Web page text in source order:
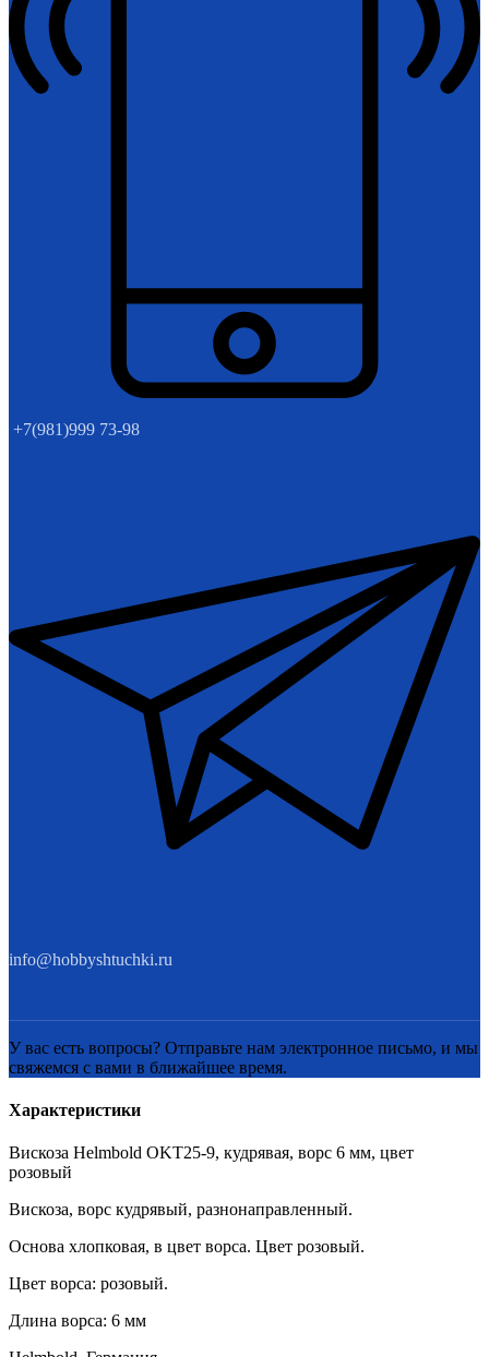
+7(981)999 73-98
info@hobbyshtuchki.ru
У вас есть вопросы? Отправьте нам электронное письмо, и мы
свяжемся с вами в ближайшее время.
Характеристики
Вискоза Helmbold OKT25-9, кудрявая, ворс 6 мм, цвет
розовый
Вискоза, ворс кудрявый, разнонаправленный.
Основа хлопковая, в цвет ворса. Цвет розовый.
Цвет ворса: розовый.
Длина ворса: 6 мм